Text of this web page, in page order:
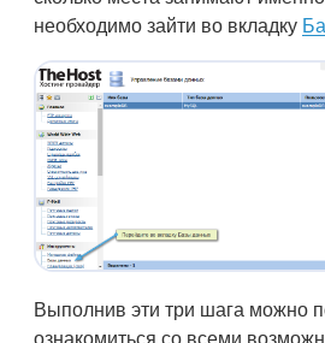
необходимо зайти во вкладку
Выполнив эти три шага можно
ознакомиться со всеми